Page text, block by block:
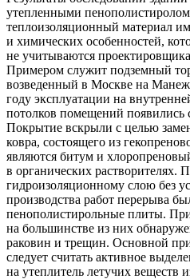
утепленными
теплоизоляционный материал
и химических особенностей,
не учитываются
Примером служит подземный
возведенный в Москве на
году эксплуатации на
потолков помещений появились
Покрытие вскрыли с целью
ковра, состоящего из
являются битум и
в органических растворителях.
гидроизоляционному слою без
производства работ перерыва
пенополистирольные плиты.
на большинстве из них
раковин и трещин. Основной
следует считать активное
на утеплитель летучих веществ